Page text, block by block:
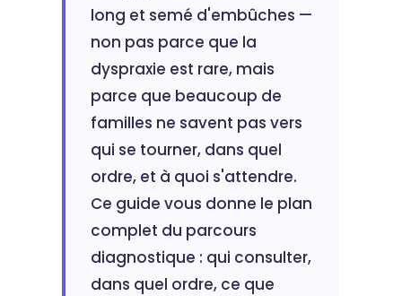
long et semé d'embûches —
non pas parce que la
dyspraxie est rare, mais
parce que beaucoup de
familles ne savent pas vers
qui se tourner, dans quel
ordre, et à quoi s'attendre.
Ce guide vous donne le plan
complet du parcours
diagnostique : qui consulter,
dans quel ordre, ce que